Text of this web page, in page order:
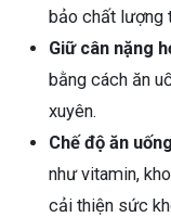
bảo chất lượng
Giữ cân nặng
bằng cách ăn
xuyên.
Chế độ ăn
như vitamin,
cải thiện sức